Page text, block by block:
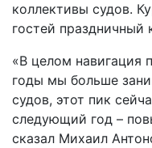
коллективы судов.
гостей праздничный
«В целом навигация
годы мы больше
судов, этот пик
следующий год –
сказал Михаил